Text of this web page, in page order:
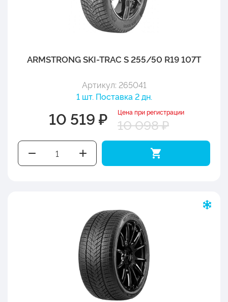
ARMSTRONG SKI-TRAC S 255/50 R19 107T
Артикул: 265041
1 шт. Поставка 2 дн.
10 519 ₽ Цена при регистрации
10 098 ₽